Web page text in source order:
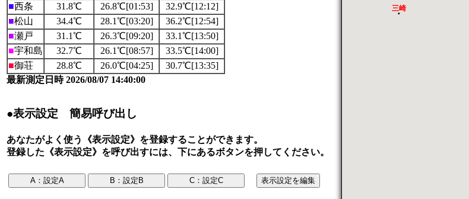
三崎
■西条 31.8℃ 26.8℃[01:53]
32.9℃[12:12]
■松山 34.4℃ 28.1℃[03:20]
36.2℃[12:54]
■瀬戸 31.1℃ 26.3℃[09:20]
33.1℃[13:50]
■宇和島 32.7℃ 26.1℃[08:57]
33.5℃[14:00]
■御荘 28.8℃ 26.0℃[04:25]
30.7℃[13:35]
最新測定日時 2026/08/07 14:40:00
●表示設定 簡易呼び出し
あなたがよく使う《表示設定》を登録することができます。
登録した《表示設定》を呼び出すには、下にあるボタンを押してください。